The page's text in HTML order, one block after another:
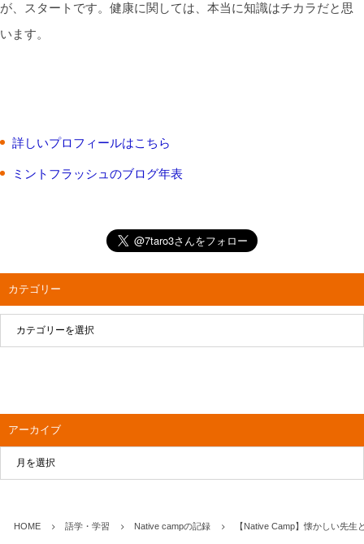
が、スタートです。健康に関しては、本当に知識はチカラだと思
います。
詳しいプロフィールはこちら
ミントフラッシュのブログ年表
カテゴリー
アーカイブ
HOME 語学・学習 Native campの記録 【Native Camp】懐かしい先生